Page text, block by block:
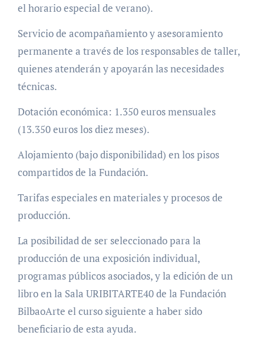
el horario especial de verano).
Servicio de acompañamiento y asesoramiento
permanente a través de los responsables de taller,
quienes atenderán y apoyarán las necesidades
técnicas.
Dotación económica: 1.350 euros mensuales
(13.350 euros los diez meses).
Alojamiento (bajo disponibilidad) en los pisos
compartidos de la Fundación.
Tarifas especiales en materiales y procesos de
producción.
La posibilidad de ser seleccionado para la
producción de una exposición individual,
programas públicos asociados, y la edición de un
libro en la Sala URIBITARTE40 de la Fundación
BilbaoArte el curso siguiente a haber sido
beneficiario de esta ayuda.